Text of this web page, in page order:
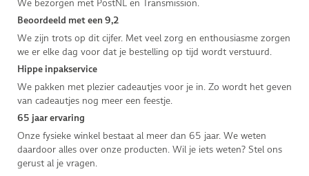
We bezorgen met PostNL en Transmission.
Beoordeeld met een 9,2
We zijn trots op dit cijfer. Met veel zorg en enthousiasme zorgen
we er elke dag voor dat je bestelling op tijd wordt verstuurd.
Hippe inpakservice
We pakken met plezier cadeautjes voor je in. Zo wordt het geven
van cadeautjes nog meer een feestje.
65 jaar ervaring
Onze fysieke winkel bestaat al meer dan 65 jaar. We weten
daardoor alles over onze producten. Wil je iets weten? Stel ons
gerust al je vragen.